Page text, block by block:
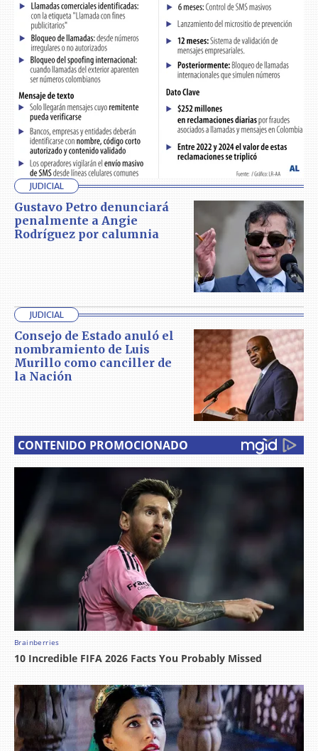
JUDICIAL
Gustavo Petro denunciará
penalmente a Angie
Rodríguez por calumnia
JUDICIAL
Consejo de Estado anuló el
nombramiento de Luis
Murillo como canciller de
la Nación